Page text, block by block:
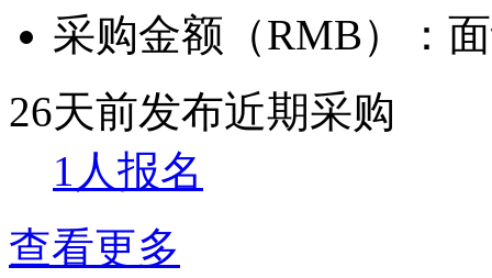
采购金额（RMB）：
26天前发布近期采购
1人报名
查看更多